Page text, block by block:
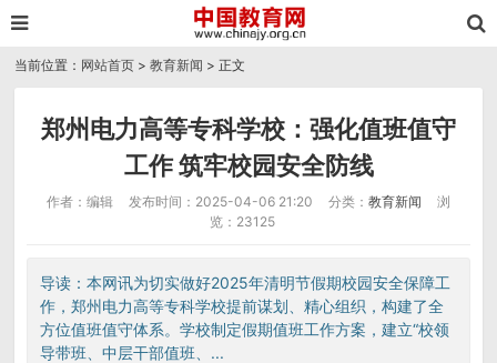
当前位置： 网站首页 >教育新闻 > 正文
郑州电力高等专科学校：强化值班值守
工作 筑牢校园安全防线
作者：编辑 发布时间：2025-04-06 21:20 分类： 教育新闻
浏
览：23125
导读：本网讯为切实做好2025年清明节假期校园安全保障工
作，郑州电力高等专科学校提前谋划、精心组织，构建了全
方位值班值守体系。学校制定假期值班工作方案，建立“校领
导带班、中层干部值班、...